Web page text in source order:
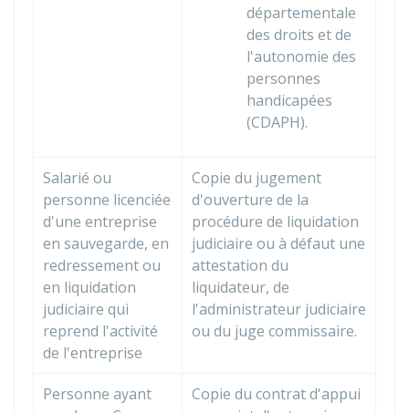
départementale
des droits et de
l'autonomie des
personnes
handicapées
(CDAPH).
Salarié ou
personne licenciée
d'une entreprise
en sauvegarde, en
redressement ou
en liquidation
judiciaire qui
reprend l'activité
de l'entreprise
Copie du jugement
d'ouverture de la
procédure de liquidation
judiciaire ou à défaut une
attestation du
liquidateur, de
l'administrateur judiciaire
ou du juge commissaire.
Personne ayant
Copie du contrat d'appui